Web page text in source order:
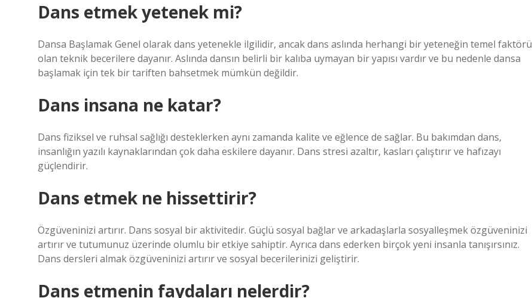
Dans etmek yetenek mi?
Dansa Başlamak Genel olarak dans yetenekle ilgilidir, ancak dans aslında herhangi bir yeteneğin temel faktörü
olan teknik becerilere dayanır. Aslında dansın belirli bir kalıba uymayan bir yapısı vardır ve bu nedenle dansa
başlamak için tek bir tariften bahsetmek mümkün değildir.
Dans insana ne katar?
Dans fiziksel ve ruhsal sağlığı desteklerken aynı zamanda kalite ve eğlence de sağlar. Bu bakımdan dans,
insanlığın yazılı kaynaklarından çok daha eskilere dayanır. Dans stresi azaltır, kasları çalıştırır ve hafızayı
güçlendirir.
Dans etmek ne hissettirir?
Özgüveninizi artırır. Dans sosyal bir aktivitedir. Güçlü sosyal bağlar ve arkadaşlarla sosyalleşmek özgüveninizi
artırır ve tutumunuz üzerinde olumlu bir etkiye sahiptir. Ayrıca dans ederken birçok yeni insanla tanışırsınız.
Dans dersleri almak özgüveninizi artırır ve sosyal becerilerinizi geliştirir.
Dans etmenin faydaları nelerdir?